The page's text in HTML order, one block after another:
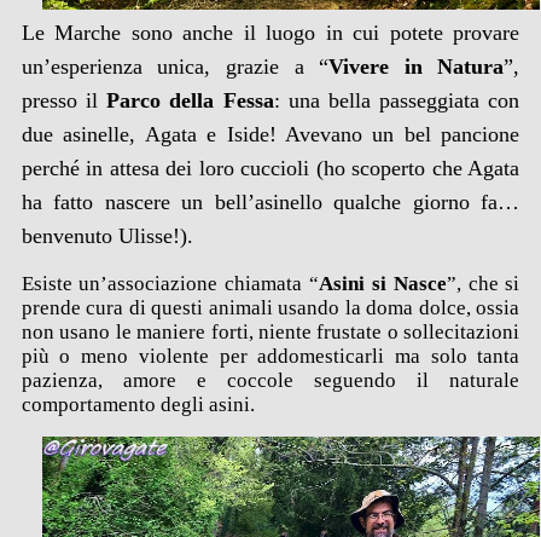
Le Marche sono anche il luogo in cui potete provare
un’esperienza unica, grazie a “Vivere in Natura”,
presso ilParco della Fessa: una bella passeggiata con
due asinelle, Agata e Iside! Avevano un bel pancione
perché in attesa dei loro cuccioli (ho scoperto che Agata
ha fatto nascere un bell’asinello qualche giorno fa…
benvenuto Ulisse!).
Esiste un’associazione chiamata “Asini si Nasce”, che si
prende cura di questi animali usando la doma dolce, ossia
non usano le maniere forti, niente frustate o sollecitazioni
più o meno violente per addomesticarli ma solo tanta
pazienza, amore e coccole seguendo il naturale
comportamento degli asini.